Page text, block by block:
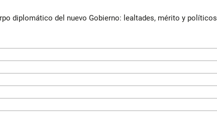
diplomático del nuevo Gobierno: lealtades, mérito y políticos